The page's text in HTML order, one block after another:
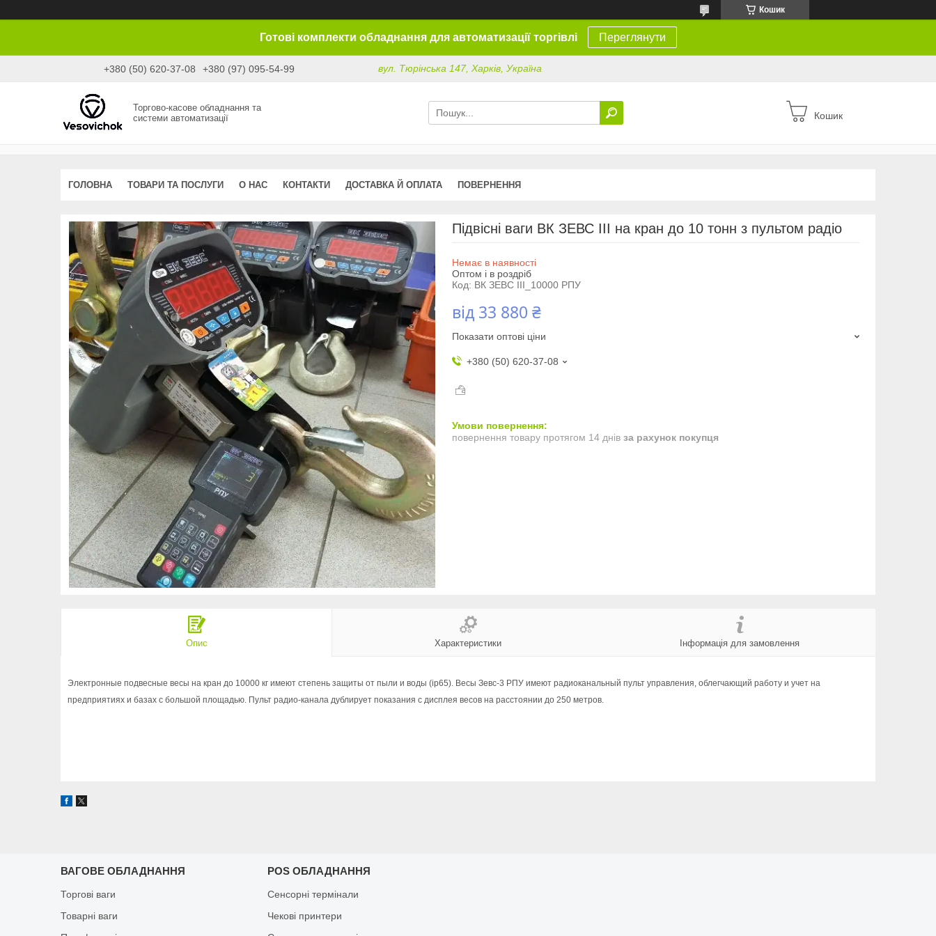
Кошик
Готові комплекти обладнання для автоматизації торгівлі Переглянути
+380 (50) 620-37-08 +380 (97) 095-54-99 вул. Тюрінська 147, Харків, Україна
Торгово-касове обладнання та
системи автоматизації
Кошик
ГОЛОВНА ТОВАРИ ТА ПОСЛУГИ О НАС КОНТАКТИ ДОСТАВКА Й ОПЛАТА ПОВЕРНЕННЯ
Підвісні ваги ВК ЗЕВС III на кран до 10 тонн з пультом радіо
Немає в наявності
Оптом і в роздріб
Код: ВК ЗЕВС III_10000 РПУ
від 33 880 ₴
Показати оптові ціни
+380 (50) 620-37-08
повернення товару протягом 14 днів за рахунок покупця
Опис Характеристики Інформація для замовлення
Электронные подвесные весы на кран до 10000 кг имеют степень защиты от пыли и воды (ip65). Весы Зевс-3 РПУ имеют радиоканальный пульт управления, облегчающий работу и учет на
предприятиях и базах с большой площадью. Пульт радио-канала дублирует показания с дисплея весов на расстоянии до 250 метров.
ВАГОВЕ ОБЛАДНАННЯ
Торгові ваги
Товарні ваги
POS ОБЛАДНАННЯ
Сенсорні термінали
Чекові принтери